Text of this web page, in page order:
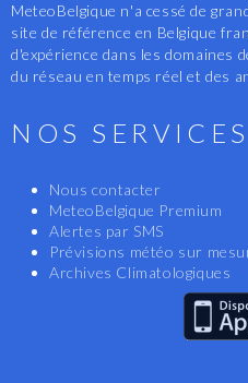
MeteoBelgique n'a cessé de
site de référence en Belgique
d'expérience dans les domaines
du réseau en temps réel et des
NOS SERVICES
Nous contacter
MeteoBelgique Premium
Alertes par SMS
Prévisions météo sur
Archives Climatologiques